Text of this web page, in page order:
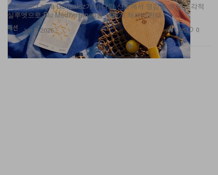
패션
디자이너 Laura Gonzalez가 바다와 산호에서 영감을 얻은 조각적
실루엣으로 Blu Mediterraneo를 새롭게 재해석한다.
Jun 5, 2026 1.0K 0